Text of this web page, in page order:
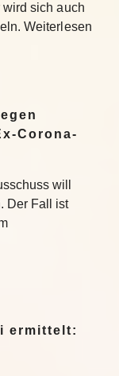
wird sich auch
Weiterlesen
Corona-
will
Der Fall ist
ermittelt: